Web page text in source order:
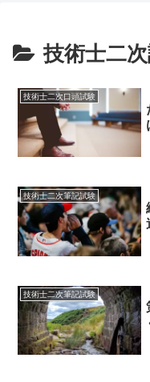
技術士二
技術士二次口頭試験
技術士二次筆記試験
技術士二次筆記試験